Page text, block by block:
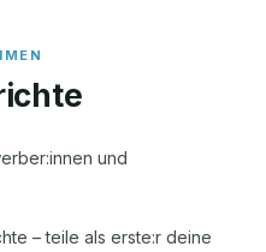
und
– teile als erste:r deine